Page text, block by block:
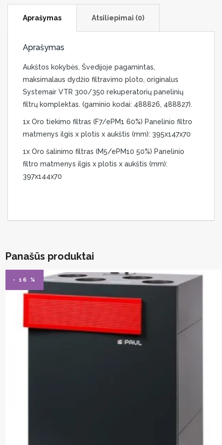
Aprašymas Atsiliepimai (0)
Aprašymas
Aukštos kokybės, Švedijoje pagamintas,
maksimalaus dydžio filtravimo ploto, originalus
Systemair VTR 300/350 rekuperatorių panelinių
filtrų komplektas. (gaminio kodai: 488826, 488827).
1x Oro tiekimo filtras (F7/ePM1 60%) Panelinio filtro
matmenys ilgis x plotis x aukštis (mm): 395x147x70
1x Oro šalinimo filtras (M5/ePM10 50%) Panelinio
filtro matmenys ilgis x plotis x aukštis (mm):
397x144x70
Panašūs produktai
- 16 %